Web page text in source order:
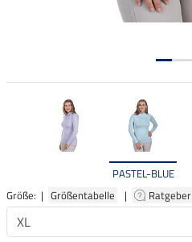
PASTEL-BLUE
Größe: | Größentabelle | Ratgeber